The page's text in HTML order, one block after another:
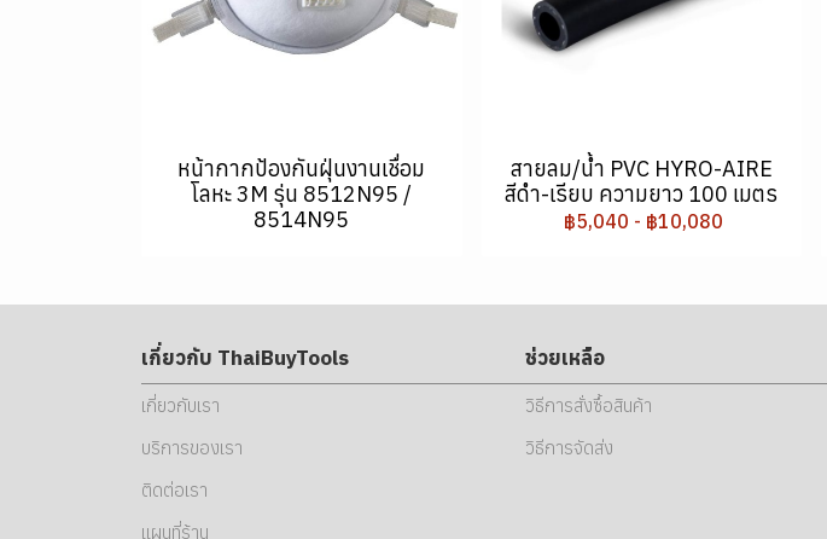
หน้ากากป้องกันฝุ่นงานเชื่อม
โลหะ 3M รุ่น 8512N95 /
8514N95
สายลม/น้ำ PVC HYRO-AIRE
สีดำ-เรียบ ความยาว 100 เมตร
฿5,040 - ฿10,080
เกี่ยวกับ ThaiBuyTools
เกี่ยวกับเรา
บริการของเรา
ติดต่อเรา
แผนที่ร้าน
ช่วยเหลือ
วิธีการสั่งซื้อสินค้า
วิธีการจัดส่ง